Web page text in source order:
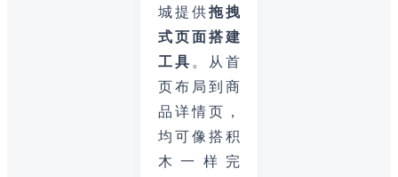
城提供拖拽
式页面搭建
工具 。从首
页布局到商
品详情页，
均可像搭积
木一样完